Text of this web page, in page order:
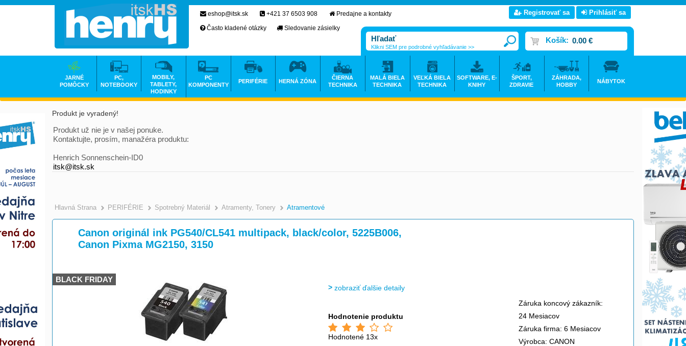
Produkt je vyradený!
Produkt už nie je v našej ponuke.
Kontaktujte, prosím, manažéra produktu:
Henrich Sonnenschein-ID0
itsk@itsk.sk
Hlavná Strana >
PERIFÉRIE >
Spotrebný Materiál >
Atramenty, Tonery >
Atramentové
Canon originál ink PG540/CL541 multipack, black/color, 5225B006,
Canon Pixma MG2150, 3150
BLACK FRIDAY
zobraziť ďalšie detaily
Hodnotenie produktu
Hodnotené 13x
Záruka koncový zákazník:
24 Mesiacov
Záruka firma: 6 Mesiacov
Výrobca: CANON
eshop@itsk.sk +421 37 6503 908
Predajne a kontakty
Často kladené otázky
Sledovanie zásielky
Registrovať sa Prihlásiť sa
Košík: 0.00 €
Klikni SEM pre podrobné vyhľadávanie >>
JARNÉ
POMÔCKY
PC,
NOTEBOOKY
MOBILY,
TABLETY,
HODINKY
PC
KOMPONENTY
PERIFÉRIE HERNÁ ZÓNA
ČIERNA
TECHNIKA
MALÁ BIELA
TECHNIKA
VEĽKÁ BIELA
TECHNIKA
SOFTWARE, E-
KNIHY
ŠPORT,
ZDRAVIE
ZÁHRADA,
HOBBY
NÁBYTOK